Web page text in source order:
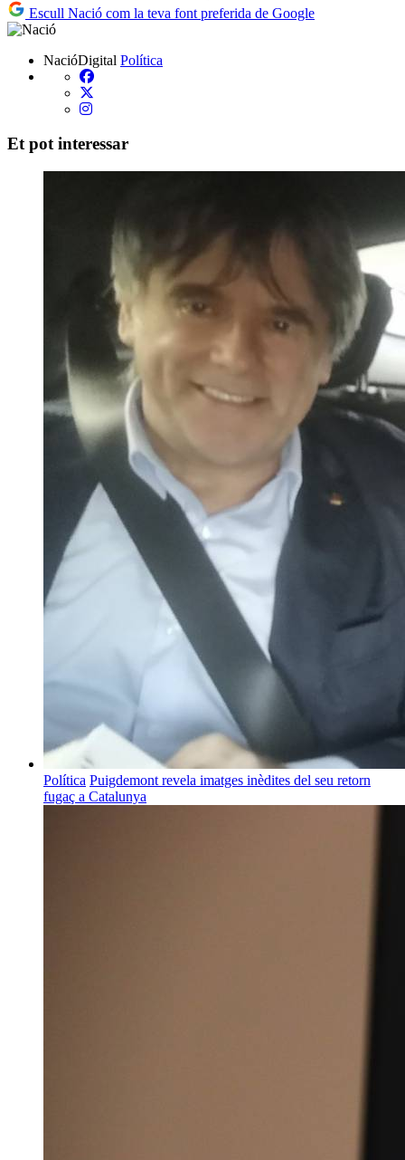
Escull Nació com la teva font preferida de Google
NacióDigital Política
Et pot interessar
Política Puigdemont revela imatges inèdites del seu retorn
fugaç a Catalunya